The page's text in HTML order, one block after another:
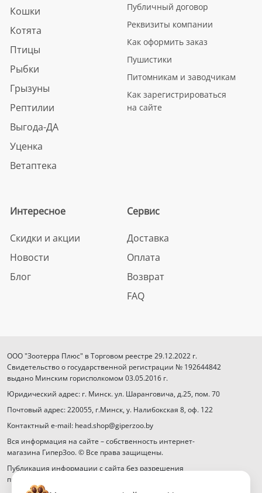
Кошки
Котята
Птицы
Рыбки
Грызуны
Рептилии
Выгода-ДА
Уценка
Ветаптека
Публичный договор
Реквизиты компании
Как оформить заказ
Пушистики
Питомникам и заводчикам
Как зарегистрироваться
на сайте
Интересное
Скидки и акции
Новости
Блог
Сервис
Доставка
Оплата
Возврат
FAQ
ООО "Зоотерра Плюс" в Торговом реестре 29.12.2022 г.
Свидетельство о государственной регистрации № 192644842
выдано Минским горисполкомом 03.05.2016 г.
Юридический адрес: г. Минск. ул. Шаранговича, д.25, пом. 70
Почтовый адрес: 220055, г.Минск, у. Налибокская 8, оф. 122
Контактный e-mail: head.shop@giperzoo.by
Вся информация на сайте – собственность интернет-
магазина ГиперЗоо. © Все права защищены.
Публикация информации с сайта без разрешения
правообладателя запрещена.